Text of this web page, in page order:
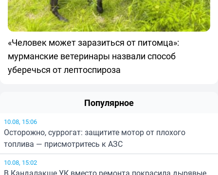
«Человек может заразиться от питомца»:
мурманские ветеринары назвали способ
уберечься от лептоспироза
Популярное
10.08, 15:06
Осторожно, суррогат: защитите мотор от плохого
топлива — присмотритесь к АЗС
10.08, 15:02